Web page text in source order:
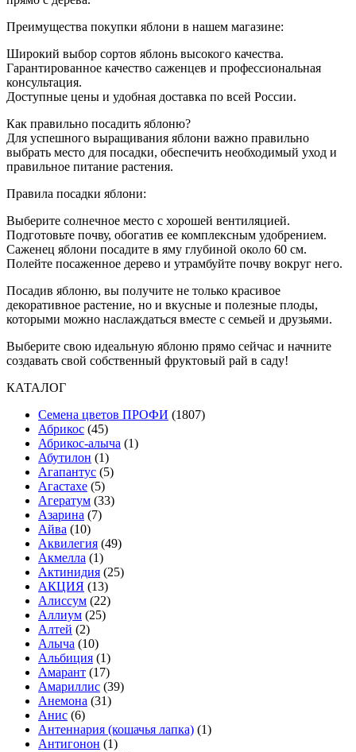
Преимущества покупки яблони в нашем магазине:
Широкий выбор сортов яблонь высокого качества.
Гарантированное качество саженцев и профессиональная
консультация.
Доступные цены и удобная доставка по всей России.
Как правильно посадить яблоню?
Для успешного выращивания яблони важно правильно
выбрать место для посадки, обеспечить необходимый уход и
правильное питание растения.
Правила посадки яблони:
Выберите солнечное место с хорошей вентиляцией.
Подготовьте почву, обогатив ее комплексным удобрением.
Саженец яблони посадите в яму глубиной около 60 см.
Полейте посаженное дерево и утрамбуйте почву вокруг него.
Посадив яблоню, вы получите не только красивое
декоративное растение, но и вкусные и полезные плоды,
которыми можно наслаждаться вместе с семьей и друзьями.
Выберите свою идеальную яблоню прямо сейчас и начните
создавать свой собственный фруктовый рай в саду!
КАТАЛОГ
Cемена цветов ПРОФИ (1807)
Абрикос (45)
Абрикос-алыча (1)
Абутилон (1)
Агапантус (5)
Агастахе (5)
Агератум (33)
Азарина (7)
Айва (10)
Аквилегия (49)
Акмелла (1)
Актинидия (25)
АКЦИЯ (13)
Алиссум (22)
Аллиум (25)
Алтей (2)
Алыча (10)
Альбиция (1)
Амарант (17)
Амариллис (39)
Анемона (31)
Анис (6)
Антеннария (кошачья лапка) (1)
Антигонон (1)